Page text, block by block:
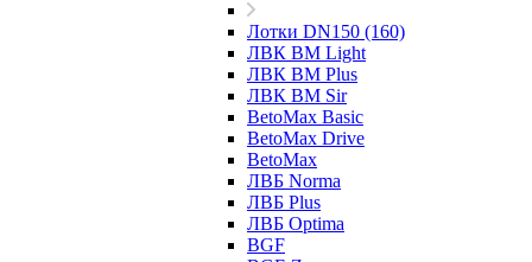
Лотки DN150 (160)
ЛВК ВМ Light
ЛВК ВМ Plus
ЛВК ВМ Sir
BetoMax Basic
BetoMax Drive
BetoMax
ЛВБ Norma
ЛВБ Plus
ЛВБ Optima
BGF